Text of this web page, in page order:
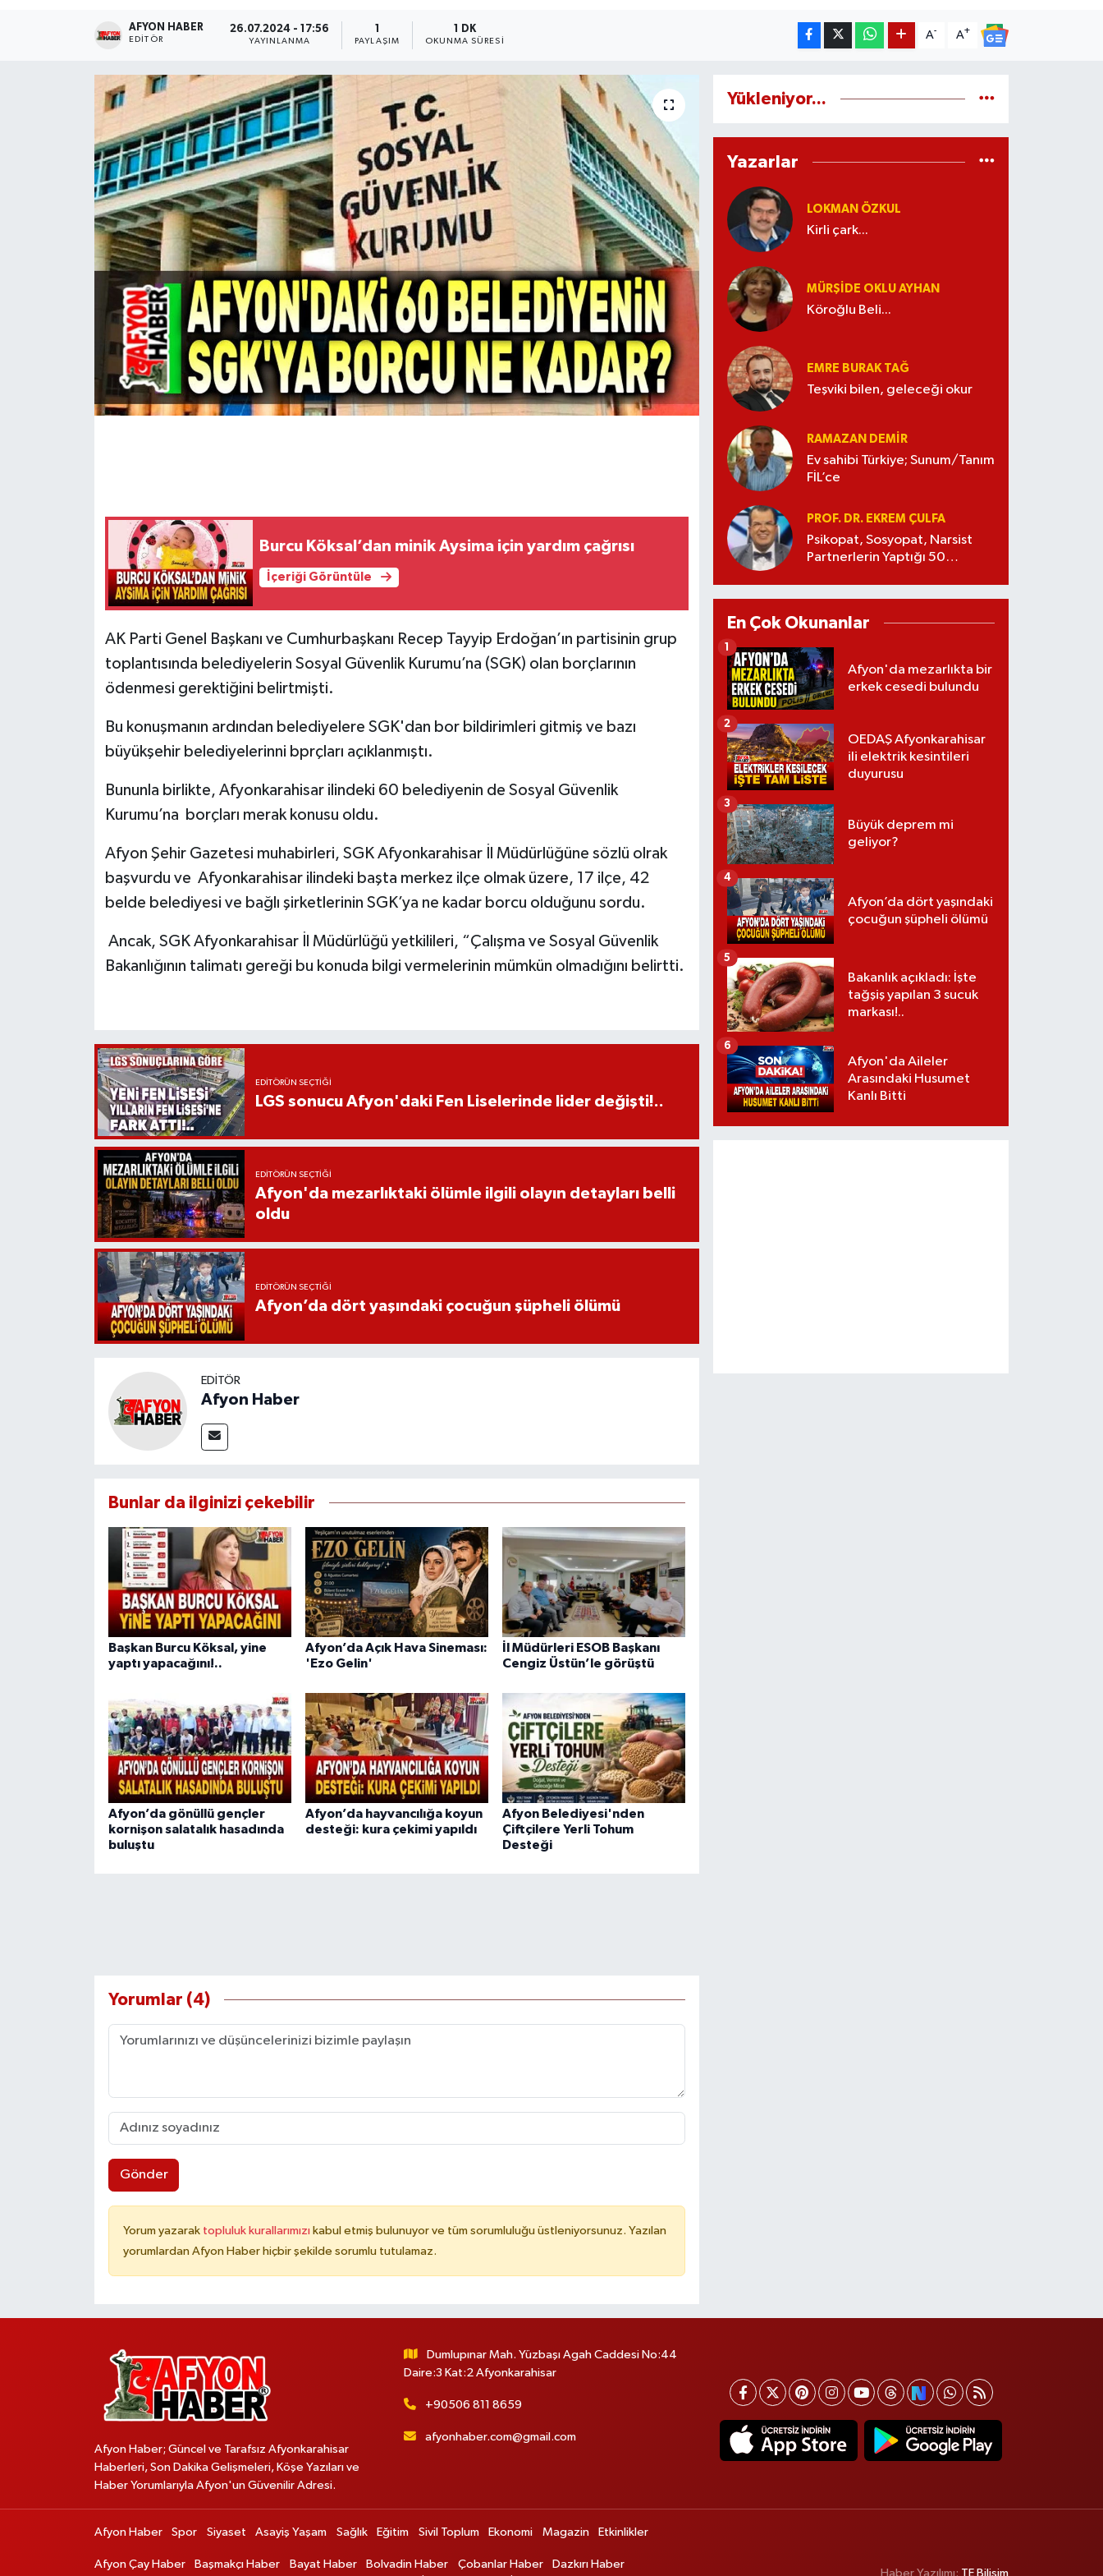
AFYON HABER
EDITÖR
26.07.2024 - 17:56
YAYINLANMA PAYLAŞIM
1 DK
OKUNMA SÜRESI
A- A+
Burcu Köksal’dan minik Aysima için yardım çağrısı
İçeriği Görüntüle
AK Parti Genel Başkanı ve Cumhurbaşkanı Recep Tayyip Erdoğan’ın partisinin grup
toplantısında belediyelerin Sosyal Güvenlik Kurumu’na (SGK) olan borçlarının
ödenmesi gerektiğini belirtmişti.
Bu konuşmanın ardından belediyelere SGK'dan bor bildirimleri gitmiş ve bazı
büyükşehir belediyelerinni bprçları açıklanmıştı.
Bununla birlikte, Afyonkarahisar ilindeki 60 belediyenin de Sosyal Güvenlik
Kurumu’na borçları merak konusu oldu.
Afyon Şehir Gazetesi muhabirleri, SGK Afyonkarahisar İl Müdürlüğüne sözlü olrak
başvurdu ve Afyonkarahisar ilindeki başta merkez ilçe olmak üzere, 17 ilçe, 42
belde belediyesi ve bağlı şirketlerinin SGK’ya ne kadar borcu olduğunu sordu.
Ancak, SGK Afyonkarahisar İl Müdürlüğü yetkilileri, “Çalışma ve Sosyal Güvenlik
Bakanlığının talimatı gereği bu konuda bilgi vermelerinin mümkün olmadığını belirtti.
EDITÖRÜN SEÇTIĞI
LGS sonucu Afyon'daki Fen Liselerinde lider değişti!..
EDITÖRÜN SEÇTIĞI
Afyon'da mezarlıktaki ölümle ilgili olayın detayları belli
oldu
EDITÖRÜN SEÇTIĞI
Afyon’da dört yaşındaki çocuğun şüpheli ölümü
EDITÖR
Afyon Haber
Bunlar da ilginizi çekebilir
Başkan Burcu Köksal, yine
yaptı yapacağını!..
Afyon’da Açık Hava Sineması:
'Ezo Gelin'
İl Müdürleri ESOB Başkanı
Cengiz Üstün’le görüştü
Afyon’da gönüllü gençler
kornişon salatalık hasadında
buluştu
Afyon’da hayvancılığa koyun
desteği: kura çekimi yapıldı
Afyon Belediyesi'nden
Çiftçilere Yerli Tohum
Desteği
Yorumlar (4)
Gönder
Yorum yazarak topluluk kurallarımızı kabul etmiş bulunuyor ve tüm sorumluluğu üstleniyorsunuz. Yazılan
yorumlardan Afyon Haber hiçbir şekilde sorumlu tutulamaz.
Yükleniyor...
Yazarlar
LOKMAN ÖZKUL
Kirli çark...
MÜRŞIDE OKLU AYHAN
Köroğlu Beli...
EMRE BURAK TAĞ
Teşviki bilen, geleceği okur
RAMAZAN DEMİR
Ev sahibi Türkiye; Sunum/Tanım
FİL’ce
PROF. DR. EKREM ÇULFA
Psikopat, Sosyopat, Narsist
Partnerlerin Yaptığı 50
En Çok Okunanlar
Afyon'da mezarlıkta bir
erkek cesedi bulundu
1
OEDAŞ Afyonkarahisar
ili elektrik kesintileri
duyurusu
2
Büyük deprem mi
geliyor?
3
Afyon’da dört yaşındaki
çocuğun şüpheli ölümü
4
Bakanlık açıkladı: İşte
tağşiş yapılan 3 sucuk
markası!..
5
Afyon'da Aileler
Arasındaki Husumet
Kanlı Bitti
6
Afyon Haber; Güncel ve Tarafsız Afyonkarahisar
Haberleri, Son Dakika Gelişmeleri, Köşe Yazıları ve
Haber Yorumlarıyla Afyon'un Güvenilir Adresi.
Dumlupınar Mah. Yüzbaşı Agah Caddesi No:44
Daire:3 Kat:2 Afyonkarahisar
+90506 811 8659
afyonhaber.com@gmail.com
Afyon Haber Spor Siyaset Asayiş Yaşam Sağlık Eğitim Sivil Toplum Ekonomi Magazin Etkinlikler
Afyon Çay Haber Başmakçı Haber Bayat Haber Bolvadin Haber Çobanlar Haber Dazkırı Haber
Haber Yazılımı: TE Bilişim
Magazin